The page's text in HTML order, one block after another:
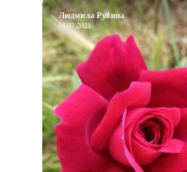
Людмила Рубина
08.07.2021